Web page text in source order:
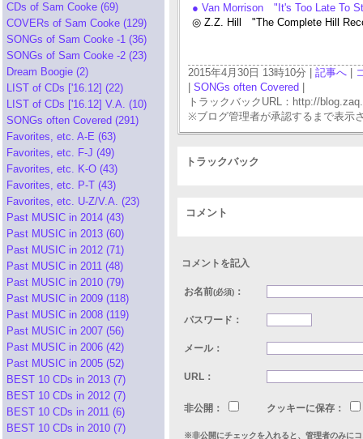
CDs of Sam Cooke (69)
COVERs of Sam Cooke (129)
SONGs of Sam Cooke -1 (36)
SONGs of Sam Cooke -2 (23)
Dream Boogie (2)
LIST of CDs ['16.12] (22)
LIST of CDs ['16.12] V.A. (10)
SONGs often Covered (291)
Favorites, etc. A-E (63)
Favorites, etc. F-J (49)
Favorites, etc. K-O (43)
Favorites, etc. P-T (43)
Favorites, etc. U-Z/V.A. (23)
Past MUSIC in 2014 (43)
Past MUSIC in 2013 (60)
Past MUSIC in 2012 (71)
Past MUSIC in 2011 (48)
Past MUSIC in 2010 (79)
Past MUSIC in 2009 (118)
Past MUSIC in 2008 (119)
Past MUSIC in 2007 (56)
Past MUSIC in 2006 (42)
Past MUSIC in 2005 (52)
BEST 10 CDs in 2013 (7)
BEST 10 CDs in 2012 (7)
BEST 10 CDs in 2011 (6)
BEST 10 CDs in 2010 (7)
● Van Morrison "It's Too Late To
◎ Z.Z. Hill "The Complete Hill
2015年4月30日 13時10分 | 記事へ
SONGs often Covered
トラックバックURL：http://
※ブログ管理者が承認するまで表示
トラックバック
コメント
コメントを記入
お名前(必須) ：
パスワード：
メール：
URL：
非公開： クッキーに保存：
※非公開にチェックを入れると、管理者のみに